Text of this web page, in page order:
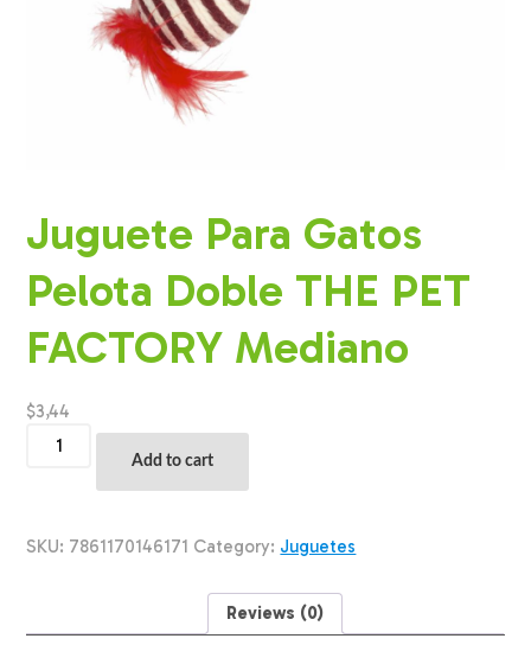
Juguete Para Gatos
Pelota Doble THE PET
FACTORY Mediano
$3,44
Para
THE
Add to cart
SKU: 7861170146171 Category: Juguetes
Reviews (0)